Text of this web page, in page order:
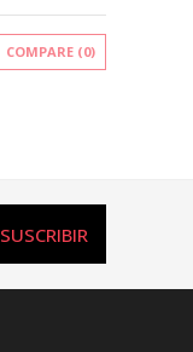
COMPARE (0)
SUSCRIBIR